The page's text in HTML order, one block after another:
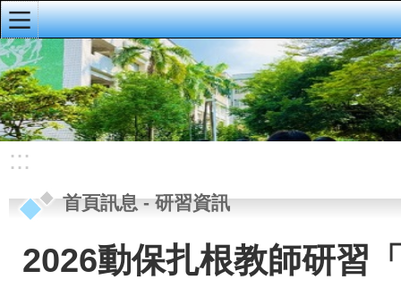
:::
明義首頁
首頁訊息
校園公佈欄
重要公告
研習資訊
校務手冊、行事
:::
首頁訊息-研習資訊
2026動保扎根教師研習